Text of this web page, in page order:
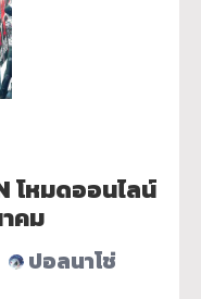
โหมดออนไลน์
คม
ปอลนาโช่